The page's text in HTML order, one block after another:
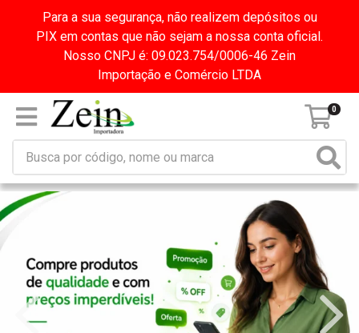
Para a sua segurança, não realizem depósitos ou
PIX em contas que não sejam a nossa conta oficial.
Nosso CNPJ é: 09.023.754/0006-46 Zein
Importação e Comércio LTDA
0